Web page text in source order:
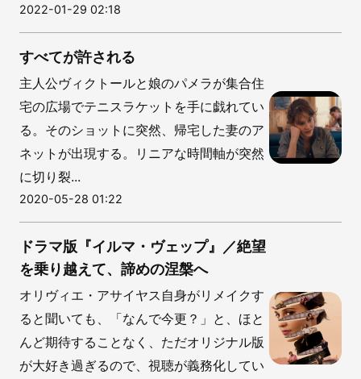
2022-01-29 02:18
すべてが許される
主人公ヴィクトールと娘のパメラが集合住
宅の広場でテニスラケットを手に戯れてい
る。そのショットに突然、帰宅した妻のア
ネットが出現する。リニアな時間軸が突然
に切り裂...
2020-05-28 01:22
ドラマ版『イルマ・ヴェップ』／絶望
を乗り越えて、諦めの涅槃へ
オリヴィエ・アサイヤス自身がリメイクす
ると聞いても、「なんで今更？」と、ほと
んど期待することなく、ただオリジナル版
が大好き過ぎるので、視聴が義務化してい